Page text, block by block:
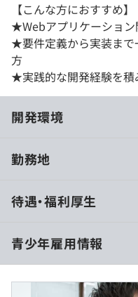
【こんな方におすすめ】
★Webアプリケーショ
★要件定義から実装まで
方
★実践的な開発経験を積
開発環境
透させる」
です。
技術の力で、将来の文化
トをつくり、育てるこ
えています。
勤務地
待遇・福利厚生
3日間のインターン勤務
勤務時間：コアタイム
青少年雇用情報